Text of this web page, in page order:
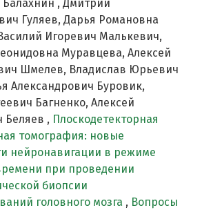
Балахнин , Дмитрий
Гуляев, Дарья Романовна
Игоревич Малькевич,
Муравцева, Алексей
Шмелев, Владислав Юрьевич
Александрович Буровик,
Багненко, Алексей
Беляев , Плоскодетекторная
томография: новые
нейронавигации в режиме
при проведении
биопсии
головного мозга , Вопросы